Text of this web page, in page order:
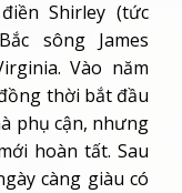
Shirley (tức
sông James
Vào năm
thời bắt đầu
phụ cận, nhưng
hoàn tất. Sau
càng giàu có